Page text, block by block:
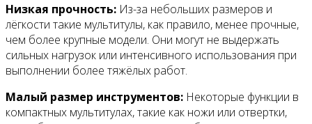
Низкая прочность: Из-за небольших размеров и
лёгкости такие мультитулы, как правило, менее прочные,
чем более крупные модели. Они могут не выдержать
сильных нагрузок или интенсивного использования при
выполнении более тяжёлых работ.
Малый размер инструментов: Некоторые функции в
компактных мультитулаx, такие как ножи или отвертки,